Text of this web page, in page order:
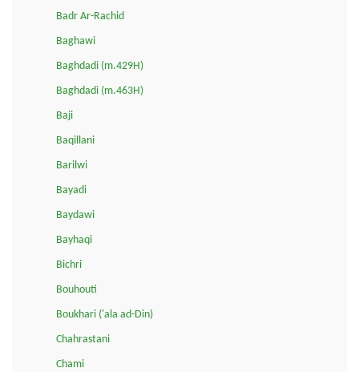
Badr Ar-Rachid
Baghawi
Baghdadi (m.429H)
Baghdadi (m.463H)
Baji
Baqillani
Barilwi
Bayadi
Baydawi
Bayhaqi
Bichri
Bouhouti
Boukhari ('ala ad-Din)
Chahrastani
Chami